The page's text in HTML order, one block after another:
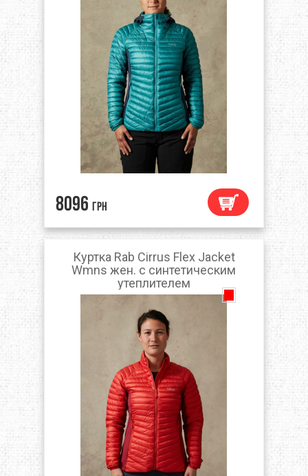
8096 грн
Куртка Rab Cirrus Flex Jacket
Wmns жен. с синтетическим
утеплителем